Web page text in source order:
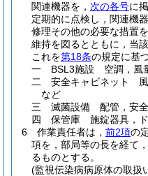
関連機器を， 次の各号に
定期的に点検し，関連機
修理その他の必要な措置
維持を図るとともに，当
これを第18条の規定に基
一
BSL3施設 空調，風
二
安全キャビネット
など
三
滅菌設備 配管，安
四
保管庫 施錠器具，
6
作業責任者は， 前2項の
項を，部局等の長を経て
るものとする。
(監視伝染病病原体の取扱